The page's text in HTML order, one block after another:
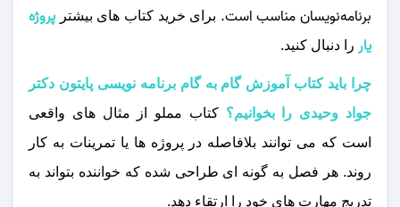
برنامه‌نویسان مناسب است. برای خرید کتاب های بیشتر پروژه
یار را دنبال کنید.
چرا باید کتاب آموزش گام به گام برنامه نویسی پایتون دکتر
جواد وحیدی را بخوانیم؟ کتاب مملو از مثال‌ های واقعی
است که می‌ توانند بلافاصله در پروژه‌ ها یا تمرینات به کار
روند. هر فصل به گونه‌ ای طراحی شده که خواننده بتواند به
تدریج مهارت‌ های خود را ارتقاء دهد.